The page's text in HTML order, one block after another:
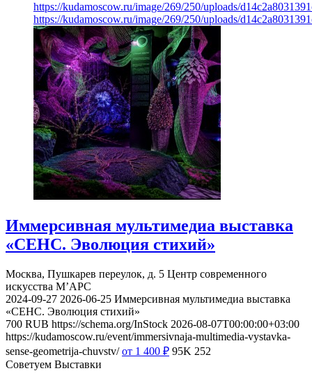
https://kudamoscow.ru/image/269/250/uploads/
https://kudamoscow.ru/image/269/250/uploads/
Иммерсивная мультимедиа выставка
«СЕНС. Эволюция стихий»
Москва, Пушкарев переулок, д. 5 Центр современного
искусства М’АРС
2024-09-27 2026-06-25 Иммерсивная мультимедиа выставка
«СЕНС. Эволюция стихий»
700 RUB https://schema.org/InStock 2026-08-07T00:00:00+03:00
https://kudamoscow.ru/event/immersivnaja-multimedia-vystavka-
sense-geometrija-chuvstv/ от 1 400 ₽ 95K 252
Советуем Выставки